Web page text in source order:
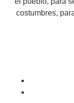
costumbres,